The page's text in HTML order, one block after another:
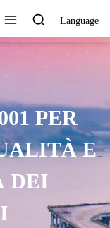
Language
PER
E
DEI